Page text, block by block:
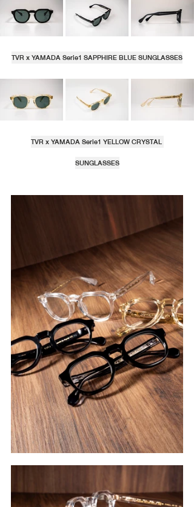
TVR x YAMADA Serie1 SAPPHIRE BLUE SUNGLASSES
TVR x YAMADA Serie1 YELLOW CRYSTAL
SUNGLASSES